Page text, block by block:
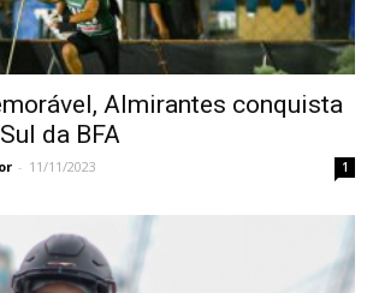
Almirantes conquista
da BFA
- 11/11/2023 1